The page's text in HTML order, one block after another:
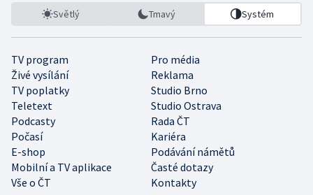
Světlý Tmavý Systém
TV program
Pro média
Živé vysílání
Reklama
TV poplatky
Studio Brno
Teletext
Studio Ostrava
Podcasty
Rada ČT
Počasí
Kariéra
E-shop
Podávání námětů
Mobilní a TV aplikace
Časté dotazy
Vše o ČT
Kontakty